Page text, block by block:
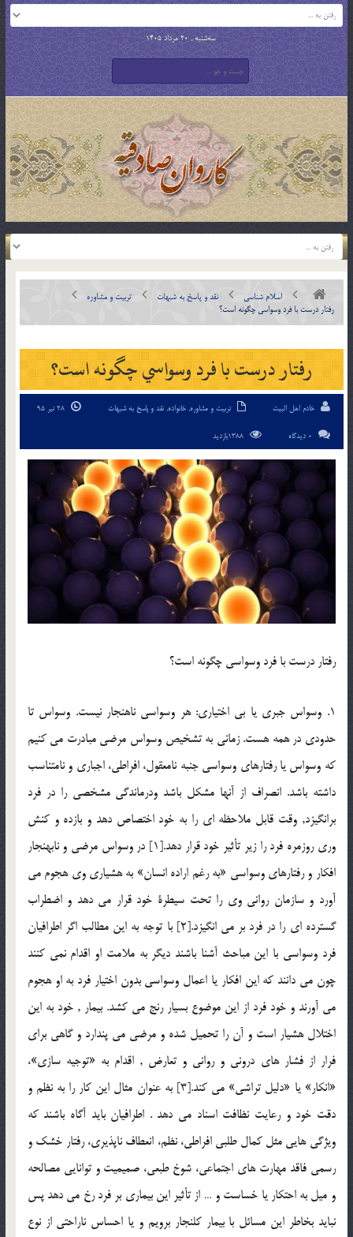
سه‌شنبه , 20 مرداد 1405
اسلام شناسی نقد و پاسخ به شبهات
تربیت و مشاوره
رفتار درست با فرد وسواسي چگونه است؟
رفتار درست با فرد وسواسي چگونه است؟
خادم اهل البیت تربیت و مشاوره, خانواده, نقد و پاسخ به شبهات
0 دیدگاه
رفتار درست با فرد وسواسي چگونه است؟
1. وسواس جبري يا بي اختياري: هر وسواسي ناهنجار نيست. وسواس تا
حدودي در همه هست. زماني به تشخيص وسواس مرضی مبادرت مي كنيم
كه وسواس يا رفتارهاي وسواسي جنبه نامعقول، افراطي، اجباري و نامتناسب
داشته باشد. انصراف از آنها مشكل باشد ودرماندگي مشخصي را در فرد
برانگيزد, وقت قابل ملاحظه اي را به خود اختصاص دهد و بازده و كنش
وري روزمره فرد را زير تأثير خود قرار دهد.[1] در وسواس مرضي و نابهنجار
افكار و رفتارهاي وسواسي «به رغم اراده انسان» به هشياري وي هجوم مي
آورد و سازمان رواني وي را تحت سيطرة خود قرار مي دهد و اضطراب
گسترده اي را در فرد بر مي انگيزد.[2] با توجه به اين مطالب اگر اطرافيان
فرد وسواسي با اين مباحث آشنا باشند ديگر به ملامت او اقدام نمي كنند
چون مي دانند كه اين افكار يا اعمال وسواسي بدون اختيار فرد به او هجوم
مي آورند و خود فرد از اين موضوع بسيار رنج مي كشد. بيمار , خود به اين
اختلال هشيار است و آن را تحميل شده و مرضي مي پندارد و گاهي براي
فرار از فشار هاي دروني و رواني و تعارض , اقدام به «توجيه سازي»،
«انكار» يا «دليل تراشي» مي كند.[3] به عنوان مثال اين كار را به نظم و
دقت خود و رعايت نظافت اسناد مي دهد . اطرافيان بايد آگاه باشند كه
ويژگي هايي مثل كمال طلبي افراطي، نظم، انعطاف ناپذيري، رفتار خشك و
رسمي فاقد مهارت هاي اجتماعي، شوخ طبعي، صميميت و توانايي مصالحه
و ميل به احتكار يا خساست و … از تأثير اين بيماری بر فرد رخ مي دهد پس
نبايد بخاطر اين مسائل با بيمار كلنجار برويم و يا احساس ناراحتي از نوع